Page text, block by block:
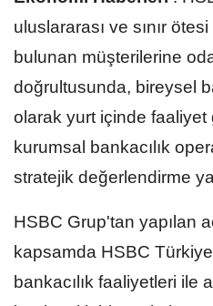
uluslararası ve sınır
bulunan müşterilerine
doğrultusunda, bireysel
olarak yurt içinde
kurumsal bankacılık
stratejik değerlendirme
HSBC Grup'tan yapılan
kapsamda HSBC
bankacılık faaliyetleri ile